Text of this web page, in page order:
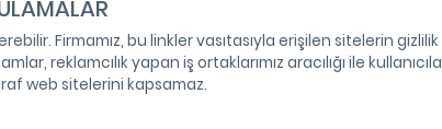
Firmamız, bu linkler vasıtasıyla erişilen sitelerin
reklamcılık yapan iş ortaklarımız aracılığı ile
web sitelerini kapsamaz.